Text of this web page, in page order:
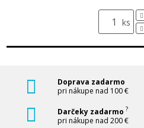
ks
Doprava zadarmo
pri nákupe nad 100 €
Darčeky zadarmo ?
pri nákupe nad 200 €